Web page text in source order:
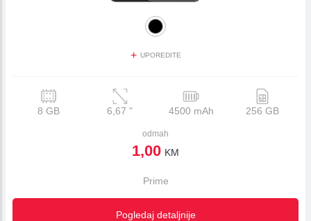
+ UPOREDITE
8 GB 6,67 " 4500 mAh 256 GB
odmah
1,00 KM
Prime
Pogledaj detaljnije